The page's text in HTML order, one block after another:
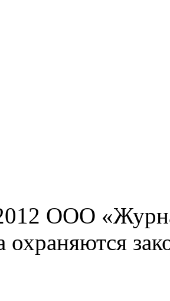
ООО
охраняются